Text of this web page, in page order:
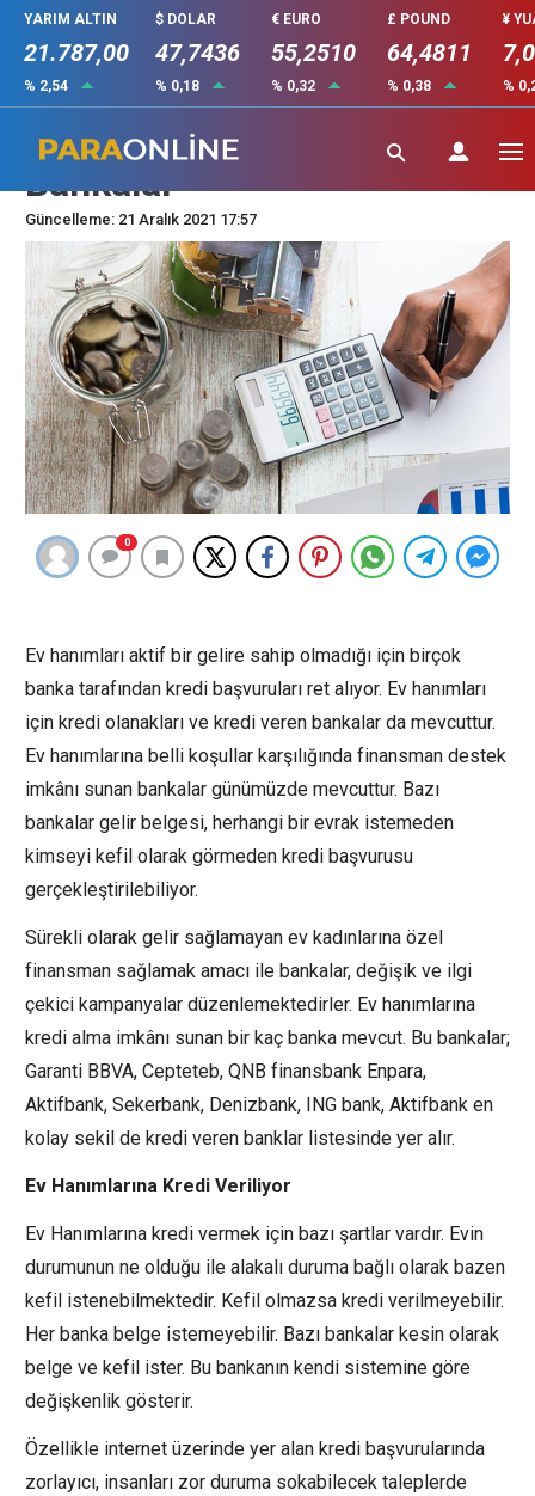
YARIM ALTIN
21.787,00
% 2,54
$ DOLAR
47,7436
% 0,18
€ EURO
55,2510
% 0,32
£ POUND
64,4811
% 0,38
¥
%
Ev Hanımlarına Kredi Veren
Bankalar
Güncelleme: 21 Aralık 2021 17:57
0
Ev hanımları aktif bir gelire sahip olmadığı için birçok
banka tarafından kredi başvuruları ret alıyor. Ev hanımları
için kredi olanakları ve kredi veren bankalar da mevcuttur.
Ev hanımlarına belli koşullar karşılığında finansman destek
imkânı sunan bankalar günümüzde mevcuttur. Bazı
bankalar gelir belgesi, herhangi bir evrak istemeden
kimseyi kefil olarak görmeden kredi başvurusu
gerçekleştirilebiliyor.
Sürekli olarak gelir sağlamayan ev kadınlarına özel
finansman sağlamak amacı ile bankalar, değişik ve ilgi
çekici kampanyalar düzenlemektedirler. Ev hanımlarına
kredi alma imkânı sunan bir kaç banka mevcut. Bu bankalar;
Garanti BBVA, Cepteteb, QNB finansbank Enpara,
Aktifbank, Sekerbank, Denizbank, ING bank, Aktifbank en
kolay sekil de kredi veren banklar listesinde yer alır.
Ev Hanımlarına Kredi Veriliyor
Ev Hanımlarına kredi vermek için bazı şartlar vardır. Evin
durumunun ne olduğu ile alakalı duruma bağlı olarak bazen
kefil istenebilmektedir. Kefil olmazsa kredi verilmeyebilir.
Her banka belge istemeyebilir. Bazı bankalar kesin olarak
belge ve kefil ister. Bu bankanın kendi sistemine göre
değişkenlik gösterir.
Özellikle internet üzerinde yer alan kredi başvurularında
zorlayıcı, insanları zor duruma sokabilecek taleplerde